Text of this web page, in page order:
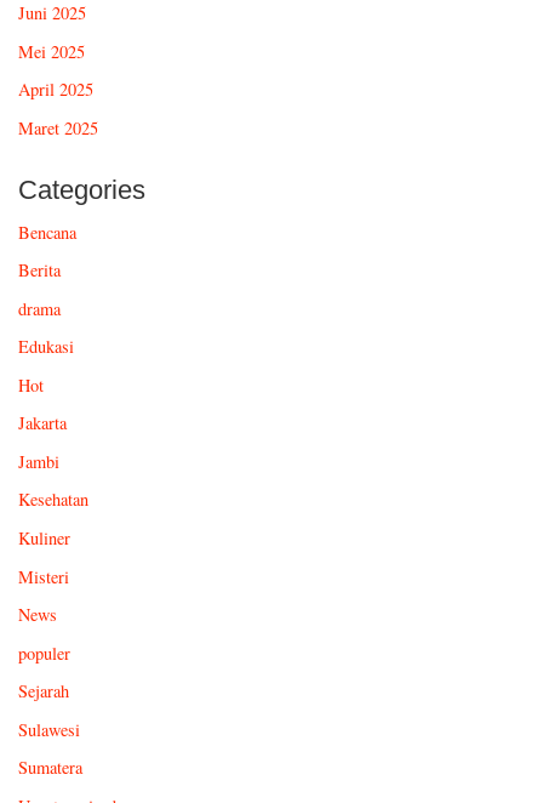
Juni 2025
Mei 2025
April 2025
Maret 2025
Categories
Bencana
Berita
drama
Edukasi
Hot
Jakarta
Jambi
Kesehatan
Kuliner
Misteri
News
populer
Sejarah
Sulawesi
Sumatera